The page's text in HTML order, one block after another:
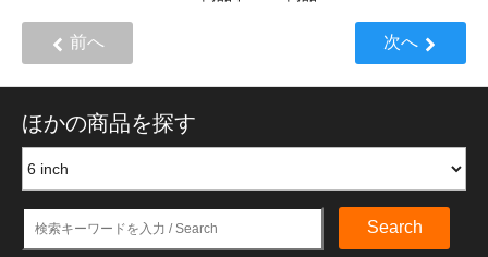
前へ 次へ
ほかの商品を探す
Search